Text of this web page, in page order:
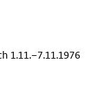
1.11.–7.11.1976